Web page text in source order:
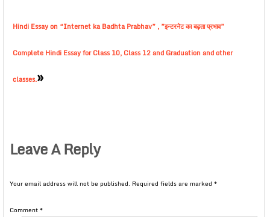
Hindi Essay on “Internet ka Badhta Prabhav” , ”इन्टरनेट का बढ़ता प्रभाव”
Complete Hindi Essay for Class 10, Class 12 and Graduation and other
classes.»
Leave A Reply
Your email address will not be published. Required fields are marked *
Comment*